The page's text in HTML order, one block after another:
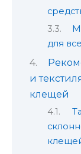
для
и
клещей